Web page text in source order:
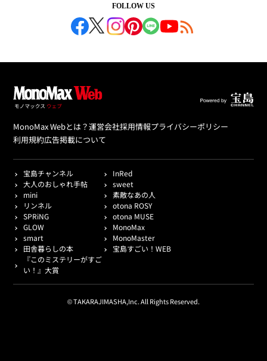
FOLLOW US
MonoMax Webとは？運営会社採用情報プライバシーポリシー
利用規約広告掲載について
宝島チャンネル
InRed
大人のおしゃれ手帖
sweet
mini
素敵なあの人
リンネル
otona ROSY
SPRiNG
otona MUSE
GLOW
MonoMax
smart
MonoMaster
田舎暮らしの本
宝島すごい！WEB
『このミステリーがすご
い！』大賞
© TAKARAJIMASHA,Inc. All Rights Reserved.